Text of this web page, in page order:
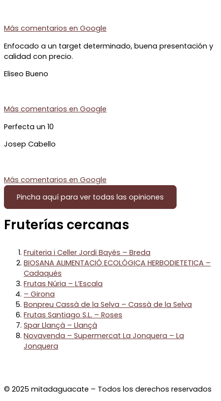
Más comentarios en Google
Enfocado a un target determinado, buena presentación y
calidad con precio.
Eliseo Bueno
Más comentarios en Google
Perfecta un 10
Josep Cabello
Más comentarios en Google
Pincha aquí para ver todas las opiniones
Fruterías cercanas
Fruiteria i Celler Jordi Bayés – Breda
BIOSANA ALIMENTACIÓ ECOLÓGICA HERBODIETETICA –
Cadaqués
Frutas Núria – L’Escala
– Girona
Bonpreu Cassà de la Selva – Cassà de la Selva
Frutas Santiago S.L. – Roses
Spar Llançà – Llançà
Novavenda – Supermercat La Jonquera – La
Jonquera
© 2025 mitadaguacate – Todos los derechos reservados